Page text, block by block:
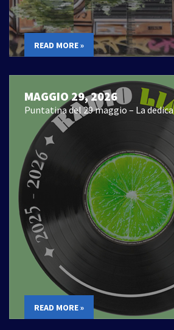
READ MORE »
MAGGIO 29, 2026
Puntatina del 29 maggio – La dedica
READ MORE »